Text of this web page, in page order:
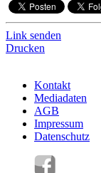
Link senden
Drucken
Kontakt
Mediadaten
AGB
Impressum
Datenschutz